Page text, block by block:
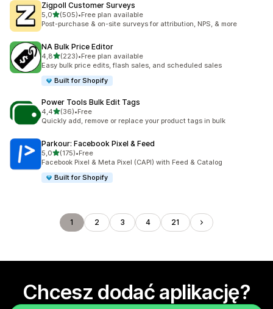
Zigpoll Customer Surveys
5,0na 5 gwiazdek
(505)
Łączna liczba recenzji: 505
•Free plan available
Post-purchase & on-site surveys for attribution, NPS, & more
NA Bulk Price Editor
4,8na 5 gwiazdek
(223)
Łączna liczba recenzji: 223
•Free plan available
Easy bulk price edits, flash sales, and scheduled sales
Built for Shopify
Power Tools Bulk Edit Tags
4,4na 5 gwiazdek
(36)
Łączna liczba recenzji: 36
•Free
Quickly add, remove or replace your product tags in bulk
Parkour: Facebook Pixel & Feed
5,0na 5 gwiazdek
(175)
Łączna liczba recenzji: 175
•Free
Facebook Pixel & Meta Pixel (CAPI) with Feed & Catalog
Built for Shopify
1 2 3 4 21
Chcesz dodać aplikację?